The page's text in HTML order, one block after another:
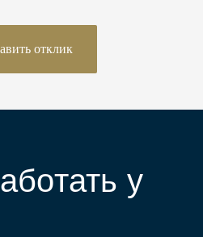
отклик
у